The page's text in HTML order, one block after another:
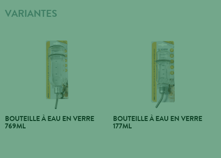
VARIANTES
BOUTEILLE À EAU EN VERRE
769ML
BOUTEILLE À EAU EN VERRE
177ML